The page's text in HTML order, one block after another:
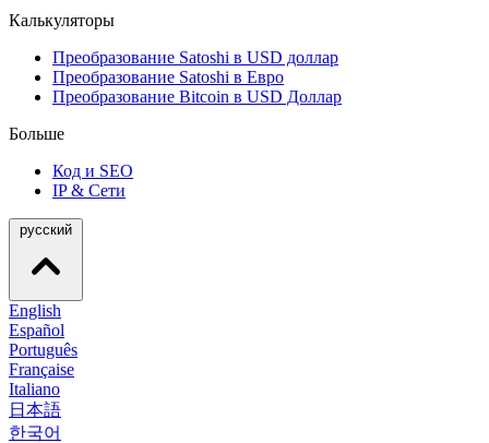
Калькуляторы
Преобразование Satoshi в USD доллар
Преобразование Satoshi в Евро
Преобразование Bitcoin в USD Доллар
Больше
Код и SEO
IP & Сети
English
Español
Português
Française
Italiano
日本語
한국어